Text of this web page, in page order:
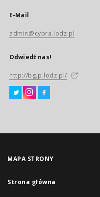
E-Mail
admin@cybra.lodz.pl
Odwiedź nas!
http://bg.p.lodz.pl/
MAPA STRONY
Strona główna